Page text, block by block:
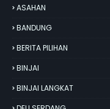
ASAHAN
BANDUNG
BERITA PILIHAN
BINJAI
BINJAI LANGKAT